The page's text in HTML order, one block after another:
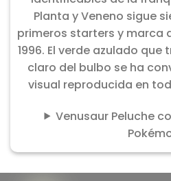
Planta y Veneno sigue
primeros starters y marca
1996. El verde azulado
claro del bulbo se ha
visual reproducida en
Venusaur Peluche